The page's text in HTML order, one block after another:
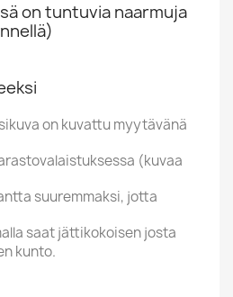
on tuntuvia naarmuja
on kuvattu myytävänä
(kuvaa
suuremmaksi, jotta
saat jättikokoisen josta
kunto.